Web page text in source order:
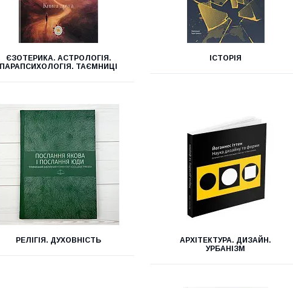
ЄЗОТЕРИКА. АСТРОЛОГІЯ.
ПАРАПСИХОЛОГІЯ. ТАЄМНИЦІ
ІСТОРІЯ
РЕЛІГІЯ. ДУХОВНІСТЬ
АРХІТЕКТУРА. ДИЗАЙН.
УРБАНІЗМ